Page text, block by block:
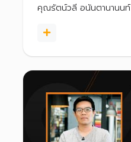
คุณรัตน์วลี อนันตานานนท์